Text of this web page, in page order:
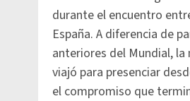
durante el encuentro
España. A diferencia de
anteriores del Mundial, la
viajó para presenciar
el compromiso que